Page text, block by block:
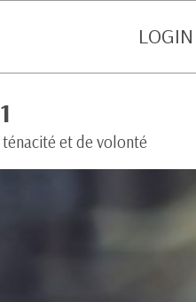
LOGIN
et de volonté